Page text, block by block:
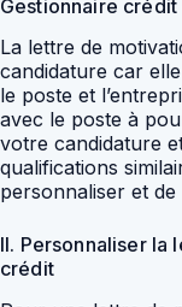
Gestionnaire
La lettre de
candidature car
le poste et
avec le poste à
votre candidature
qualifications
personnaliser et
II. Personnaliser la
crédit